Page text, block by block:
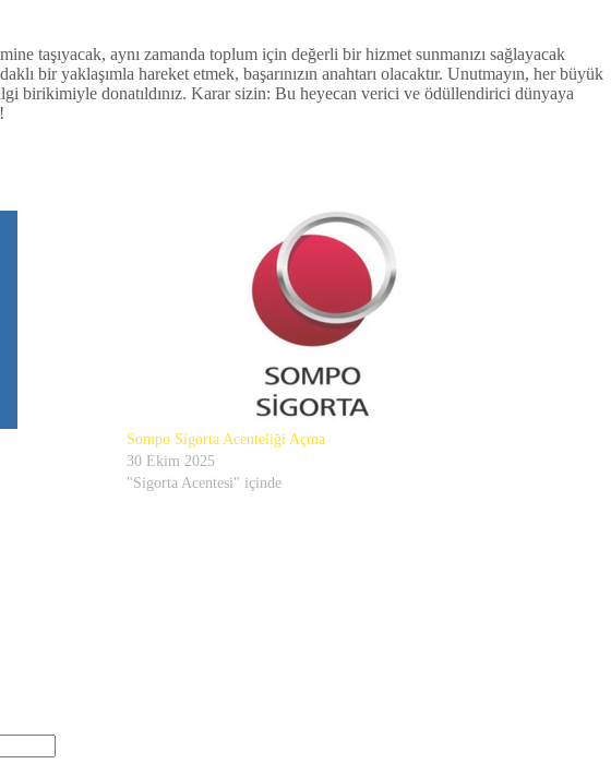
taşıyacak, aynı zamanda toplum için değerli bir hizmet sunmanızı sağlayacak
bir yaklaşımla hareket etmek, başarınızın anahtarı olacaktır. Unutmayın, her büyük
birikimiyle donatıldınız. Karar sizin: Bu heyecan verici ve ödüllendirici dünyaya
Sompo Sigorta Acenteliği Açma
30 Ekim 2025
"Sigorta Acentesi" içinde